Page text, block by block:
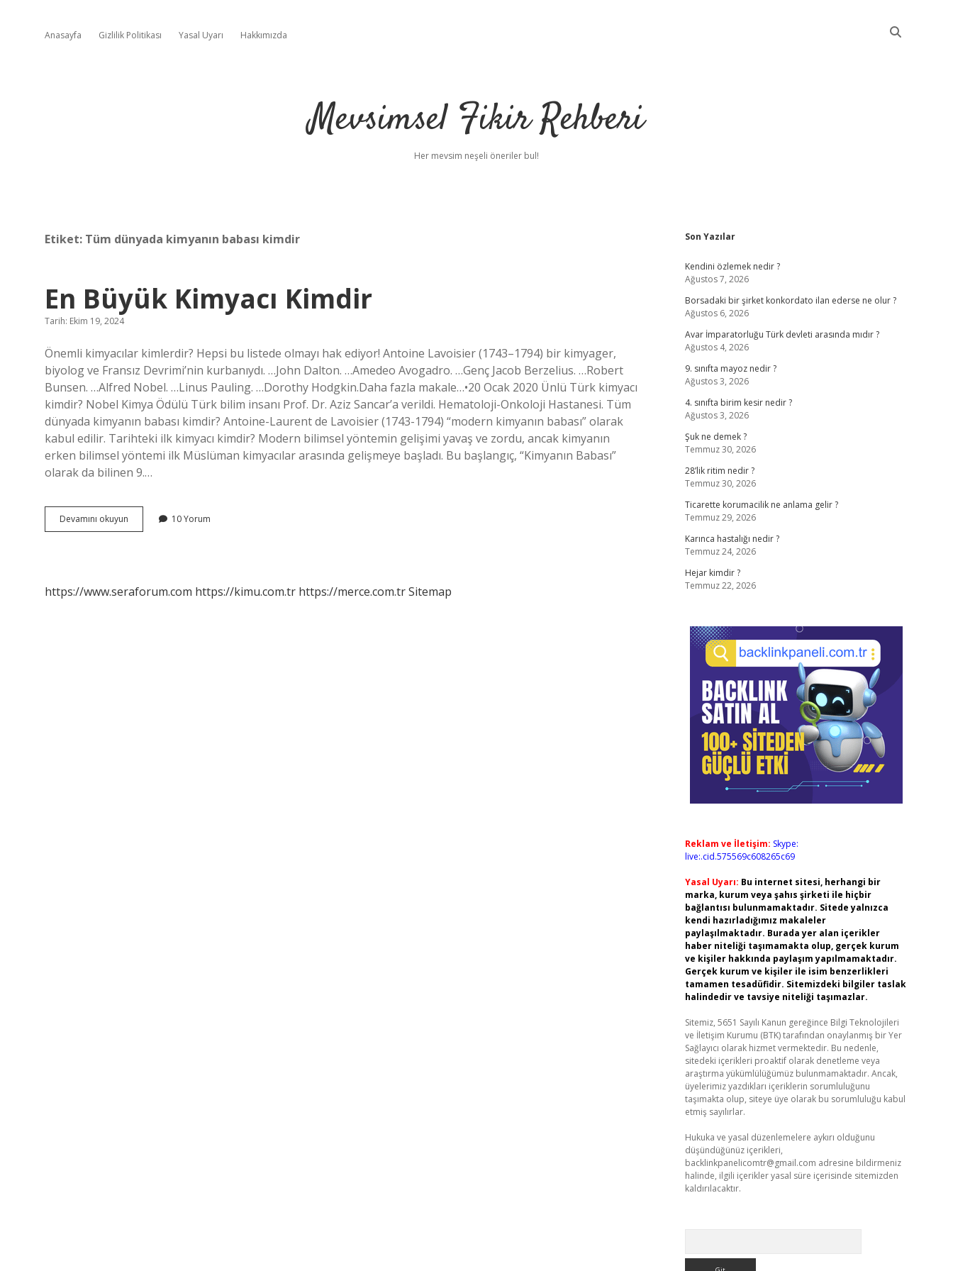
Anasayfa Gizlilik Politikası Yasal Uyarı Hakkımızda
Mevsimsel Fikir Rehberi
Her mevsim neşeli öneriler bul!
Etiket: Tüm dünyada kimyanın babası kimdir
En Büyük Kimyacı Kimdir
Tarih: Ekim 19, 2024
Önemli kimyacılar kimlerdir? Hepsi bu listede olmayı hak ediyor! Antoine Lavoisier (1743–1794) bir kimyager,
biyolog ve Fransız Devrimi’nin kurbanıydı. …John Dalton. …Amedeo Avogadro. …Genç Jacob Berzelius. …Robert
Bunsen. …Alfred Nobel. …Linus Pauling. …Dorothy Hodgkin.Daha fazla makale…•20 Ocak 2020 Ünlü Türk kimyacı
kimdir? Nobel Kimya Ödülü Türk bilim insanı Prof. Dr. Aziz Sancar’a verildi. Hematoloji-Onkoloji Hastanesi. Tüm
dünyada kimyanın babası kimdir? Antoine-Laurent de Lavoisier (1743-1794) “modern kimyanın babası” olarak
kabul edilir. Tarihteki ilk kimyacı kimdir? Modern bilimsel yöntemin gelişimi yavaş ve zordu, ancak kimyanın
erken bilimsel yöntemi ilk Müslüman kimyacılar arasında gelişmeye başladı. Bu başlangıç, “Kimyanın Babası”
olarak da bilinen 9.…
Devamını okuyun
Büyük
10 Yorum
https://www.seraforum.com https://kimu.com.tr https://merce.com.trSitemap
Sidebar
Son Yazılar
Kendini özlemek nedir ?
Ağustos 7, 2026
Borsadaki bir şirket konkordato ilan ederse ne olur ?
Ağustos 6, 2026
Avar İmparatorluğu Türk devleti arasında mıdır ?
Ağustos 4, 2026
9. sınıfta mayoz nedir ?
Ağustos 3, 2026
4. sınıfta birim kesir nedir ?
Ağustos 3, 2026
Şuk ne demek ?
Temmuz 30, 2026
28’lik ritim nedir ?
Temmuz 30, 2026
Ticarette korumacilik ne anlama gelir ?
Temmuz 29, 2026
Karınca hastalığı nedir ?
Temmuz 24, 2026
Hejar kimdir ?
Temmuz 22, 2026
Reklam ve İletişim: Skype:
live:.cid.575569c608265c69
Yasal Uyarı: Bu internet sitesi, herhangi bir
marka, kurum veya şahıs şirketi ile hiçbir
bağlantısı bulunmamaktadır. Sitede yalnızca
kendi hazırladığımız makaleler
paylaşılmaktadır. Burada yer alan içerikler
haber niteliği taşımamakta olup, gerçek kurum
ve kişiler hakkında paylaşım yapılmamaktadır.
Gerçek kurum ve kişiler ile isim benzerlikleri
tamamen tesadüfidir. Sitemizdeki bilgiler taslak
halindedir ve tavsiye niteliği taşımazlar.
Sitemiz, 5651 Sayılı Kanun gereğince Bilgi Teknolojileri
ve İletişim Kurumu (BTK) tarafından onaylanmış bir Yer
Sağlayıcı olarak hizmet vermektedir. Bu nedenle,
sitedeki içerikleri proaktif olarak denetleme veya
araştırma yükümlülüğümüz bulunmamaktadır. Ancak,
üyelerimiz yazdıkları içeriklerin sorumluluğunu
taşımakta olup, siteye üye olarak bu sorumluluğu kabul
etmiş sayılırlar.
Hukuka ve yasal düzenlemelere aykırı olduğunu
düşündüğünüz içerikleri,
backlinkpanelicomtr@gmail.com adresine bildirmeniz
halinde, ilgili içerikler yasal süre içerisinde sitemizden
kaldırılacaktır.